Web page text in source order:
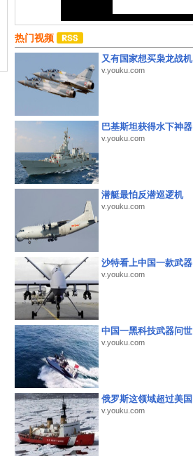
热门视频
又有国家想买枭龙战机
v.youku.com
巴基斯坦获得水下神器
v.youku.com
潜艇最怕反潜巡逻机
v.youku.com
沙特看上中国一款武器
v.youku.com
中国一黑科技武器问世
v.youku.com
俄罗斯这领域超过美国
v.youku.com